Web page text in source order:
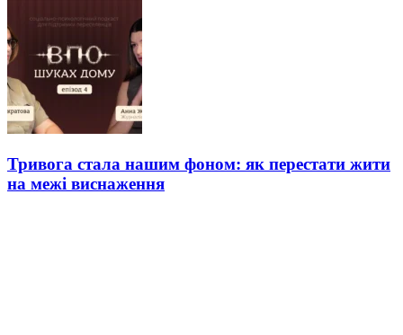
Тривога стала нашим фоном: як перестати жити
на межі виснаження